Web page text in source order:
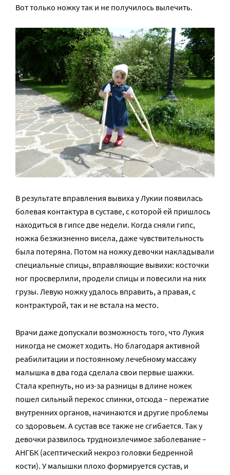
Вот только ножку так и не получилось вылечить.
В результате вправления вывиха у Лукии появилась
болевая контактура в суставе, с которой ей пришлось
находиться в гипсе две недели. Когда сняли гипс,
ножка безжизненно висела, даже чувствительность
была потеряна. Потом на ножку девочки накладывали
специальные спицы, вправляющие вывихи: косточки
ног просверлили, продели спицы и повесили на них
грузы. Левую ножку удалось вправить, а правая, с
контрактурой, так и не встала на место.
Врачи даже допускали возможность того, что Лукия
никогда не сможет ходить. Но благодаря активной
реабилитации и постоянному лечебному массажу
малышка в два года сделала свои первые шажки.
Стала крепнуть, но из-за разницы в длине ножек
пошел сильный перекос спинки, отсюда – пережатие
внутренних органов, начинаются и другие проблемы
со здоровьем. А сустав все также не сгибается. Так у
девочки развилось трудноизлечимое заболевание –
АНГБК (асептический некроз головки бедренной
кости). У малышки плохо формируется сустав, и